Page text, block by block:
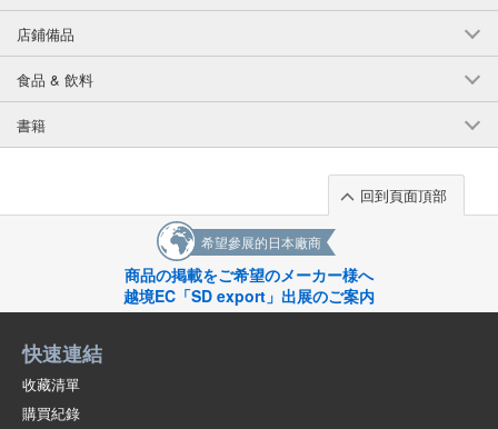
店鋪備品
食品 & 飲料
書籍
回到頁面頂部
希望參展的日本廠商
商品の掲載をご希望のメーカー様へ
越境EC「SD export」出展のご案内
快速連結
收藏清單
購買紀錄